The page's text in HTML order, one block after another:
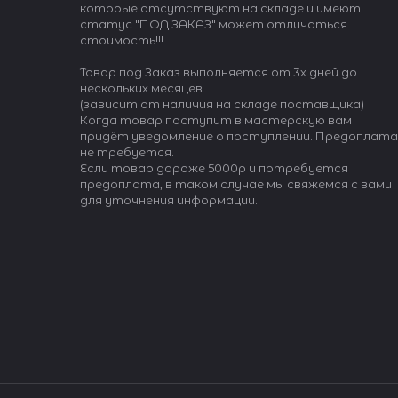
которые отсутствуют на складе и имеют
статус "ПОД ЗАКАЗ" может отличаться
стоимость!!!
Товар под Заказ выполняется от 3х дней до
нескольких месяцев
(зависит от наличия на складе поставщика)
Когда товар поступит в мастерскую вам
придёт уведомление о поступлении. Предоплата
не требуется.
Если товар дороже 5000р и потребуется
предоплата, в таком случае мы свяжемся с вами
для уточнения информации.